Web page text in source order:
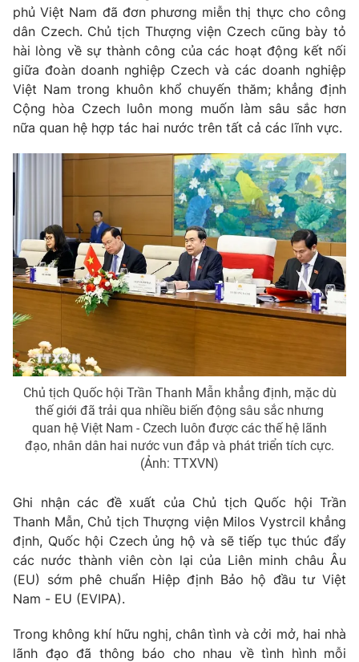
phủ Việt Nam đã đơn phương miễn thị thực cho công
dân Czech. Chủ tịch Thượng viện Czech cũng bày tỏ
hài lòng về sự thành công của các hoạt động kết nối
giữa đoàn doanh nghiệp Czech và các doanh nghiệp
Việt Nam trong khuôn khổ chuyến thăm; khẳng định
Cộng hòa Czechluôn mong muốn làm sâu sắc hơn
nữa quan hệ hợp tác hai nước trên tất cả các lĩnh vực.
Chủ tịch Quốc hội Trần Thanh Mẫn khẳng định, mặc dù
thế giới đã trải qua nhiều biến động sâu sắc nhưng
quan hệ Việt Nam - Czech luôn được các thế hệ lãnh
đạo, nhân dân hai nước vun đắp và phát triển tích cực.
(Ảnh: TTXVN)
Ghi nhận các đề xuất của Chủ tịch Quốc hội Trần
Thanh Mẫn, Chủ tịch Thượng viện Milos Vystrcil khẳng
định, Quốc hội Czechủng hộ và sẽ tiếp tục thúc đẩy
các nước thành viên còn lại của Liên minh châu Âu
(EU) sớm phê chuẩn Hiệp định Bảo hộ đầu tư Việt
Nam - EU (EVIPA).
Trong không khí hữu nghị, chân tình và cởi mở, hai nhà
lãnh đạo đã thông báo cho nhau về tình hình mỗi